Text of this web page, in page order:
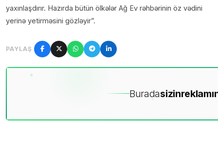
yaxınlaşdırır. Hazırda bütün ölkələr Ağ Ev rəhbərinin öz vədini
yerinə yetirməsini gözləyir”.
PAYLAŞ
Buradasizin